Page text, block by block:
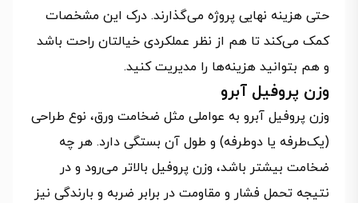
حتی هزینه نهایی پروژه می‌گذارند. درک این مشخصات
کمک می‌کند تا هم از نظر عملکردی خیالتان راحت باشد
و هم بتوانید هزینه‌ها را مدیریت کنید.
وزن پروفیل آبرو
وزن پروفیل آبرو به عواملی مثل ضخامت ورق، نوع طراحی
(یک‌طرفه یا دوطرفه) و طول آن بستگی دارد. هر چه
ضخامت بیشتر باشد، وزن پروفیل بالاتر می‌رود و در
نتیجه تحمل فشار و مقاومت در برابر ضربه و بارندگی نیز